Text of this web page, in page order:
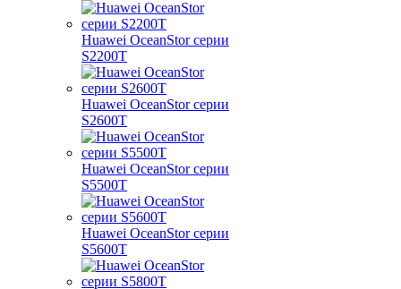
Huawei OceanStor серии
S2200T
Huawei OceanStor серии
S2600T
Huawei OceanStor серии
S5500T
Huawei OceanStor серии
S5600T